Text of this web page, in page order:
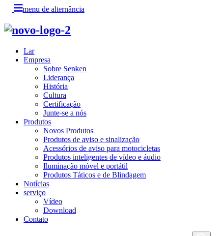
menu de alternância
Lar
Empresa
Sobre Senken
Liderança
História
Cultura
Certificação
Junte-se a nós
Produtos
Novos Produtos
Produtos de aviso e sinalização
Acessórios de aviso para motocicletas
Produtos inteligentes de vídeo e áudio
Iluminação móvel e portátil
Produtos Táticos e de Blindagem
Notícias
serviço
Vídeo
Download
Contato